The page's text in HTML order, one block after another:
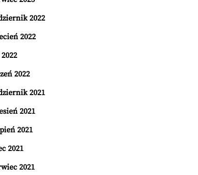
2022
2022
2022
2021
2021
2021
2021
2021